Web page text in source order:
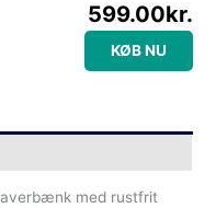
599.00kr.
KØB NU
med rustfrit